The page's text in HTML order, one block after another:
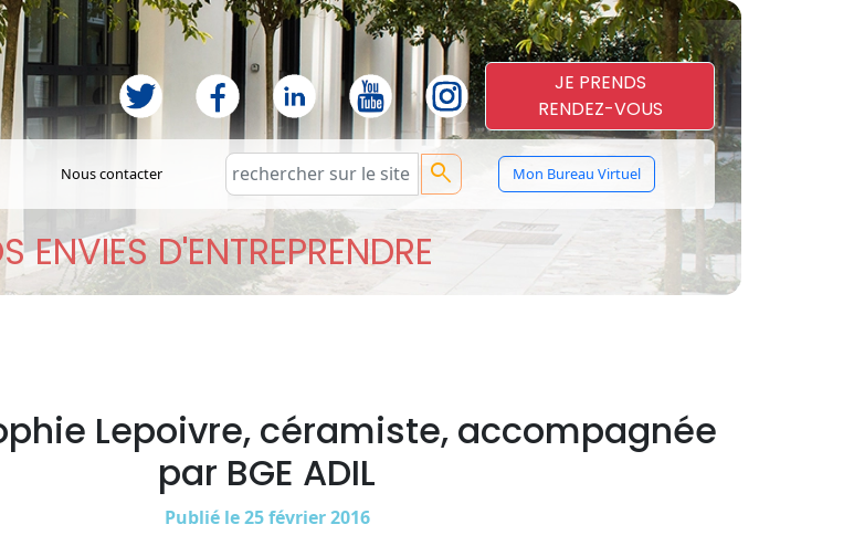
JE PRENDS
RENDEZ-VOUS
Nous contacter search Mon Bureau Virtuel
ENVIES D'ENTREPRENDRE
Lepoivre, céramiste, accompagnée
par BGE ADIL
Publié le 25 février 2016